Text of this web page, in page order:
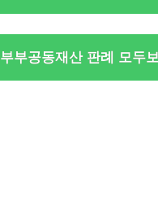
부부공동재산 판례 모두보